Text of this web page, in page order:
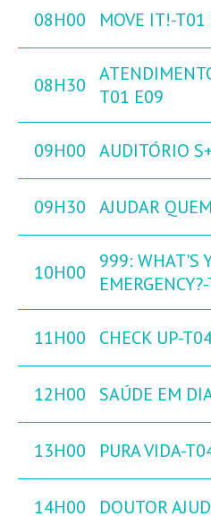
08H00 MOVE IT!-T01
08H30
T01 E09
09H00 AUDITÓRIO
09H30 AJUDAR
10H00
999: WHAT'S
11H00 CHECK UP-
12H00 SAÚDE EM
13H00 PURA VIDA-
14H00 DOUTOR